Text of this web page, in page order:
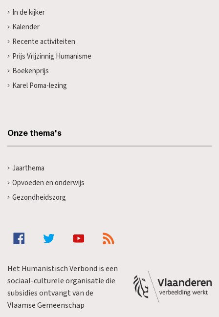
In de kijker
Kalender
Recente activiteiten
Prijs Vrijzinnig Humanisme
Boekenprijs
Karel Poma-lezing
Onze thema's
Jaarthema
Opvoeden en onderwijs
Gezondheidszorg
Het Humanistisch Verbond is een
sociaal-culturele organisatie die
subsidies ontvangt van de
Vlaamse Gemeenschap